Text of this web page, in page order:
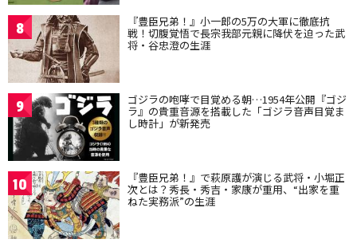
8 『豊臣兄弟！』小一郎の5万の大軍に徹底抗
戦！切腹覚悟で長宗我部元親に降伏を迫った武
将・谷忠澄の生涯
9 ゴジラの咆哮で目覚める朝…1954年公開『ゴジ
ラ』の貴重音源を搭載した「ゴジラ音声目覚ま
し時計」が新発売
10 『豊臣兄弟！』で萩原護が演じる武将・小堀正
次とは？秀長・秀吉・家康が重用、“出家を重
ねた実務派”の生涯